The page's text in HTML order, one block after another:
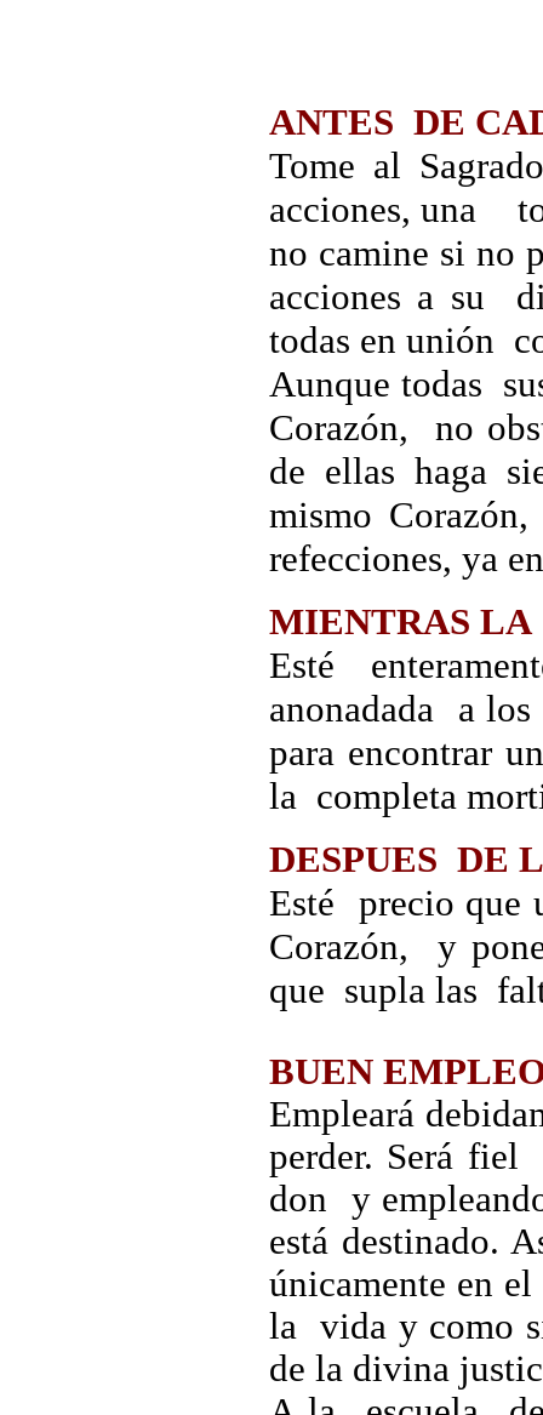
ANTES DE
Tome al
acciones, una
no camine si no
acciones a su
todas en unión
Aunque todas
Corazón, no
de ellas haga
mismo
refecciones, ya
MIENTRAS
Esté
anonadada a
para encontrar
la completa
DESPUES DE
Esté precio que
Corazón, y
que supla las
BUEN
Empleará
perder. Será
don y
está destinado.
únicamente en
la vida y como
de la divina